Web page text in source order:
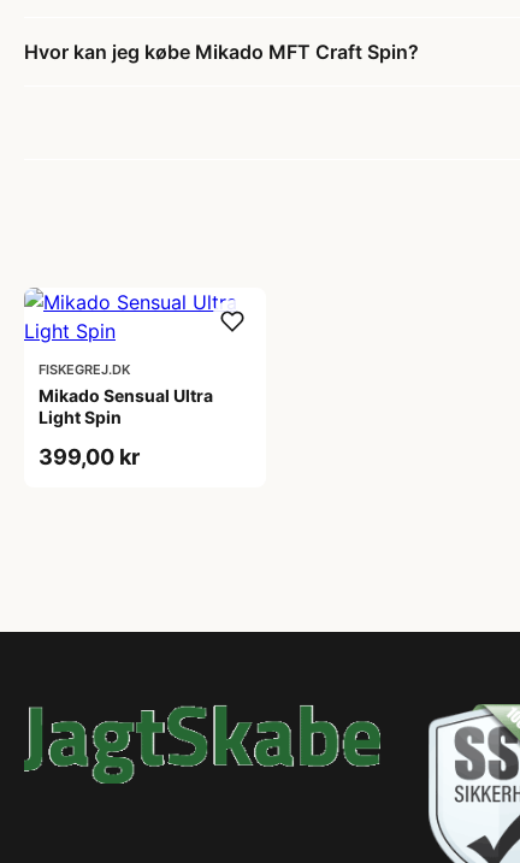
Hvor kan jeg købe Mikado MFT Craft Spin?
FISKEGREJ.DK
Mikado Sensual Ultra
Light Spin
399,00 kr